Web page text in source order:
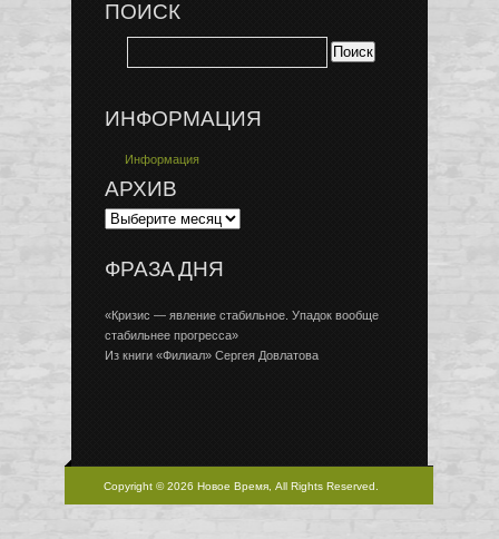
ПОИСК
ИНФОРМАЦИЯ
Информация
АРХИВ
ФРАЗА ДНЯ
«Кризис — явление стабильное. Упадок вообще
стабильнее прогресса»
Из книги «Филиал» Сергея Довлатова
Copyright © 2026 Новое Время, All Rights Reserved.